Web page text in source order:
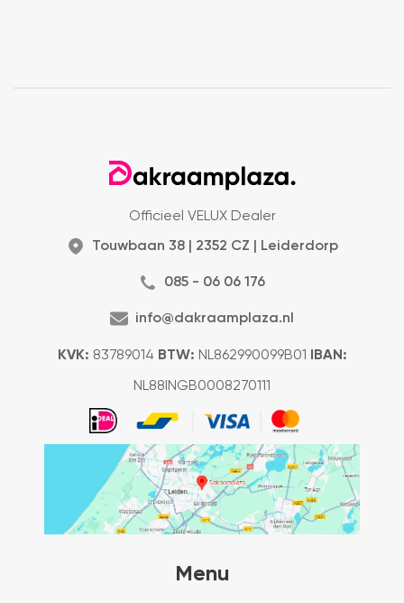
Officieel VELUX Dealer
Touwbaan 38 | 2352 CZ | Leiderdorp
085 - 06 06 176
info@dakraamplaza.nl
KVK: 83789014 BTW: NL862990099B01 IBAN:
NL88INGB0008270111
Menu